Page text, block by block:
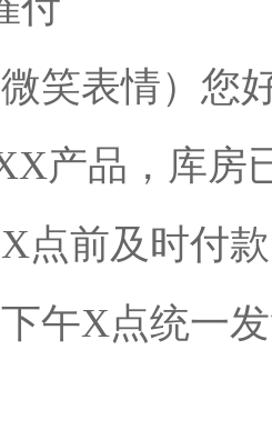
笑表情）您
产品，库房
点前及时付
午X点统一